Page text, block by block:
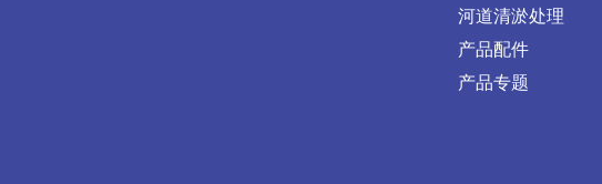
河道清淤处理
产品配件
产品专题